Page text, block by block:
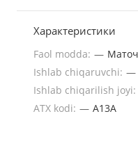
Характеристики
Faol modda: —
Ishlab chiqaruvchi: —
Ishlab chiqarilish joyi:
ATX kodi: — A13A